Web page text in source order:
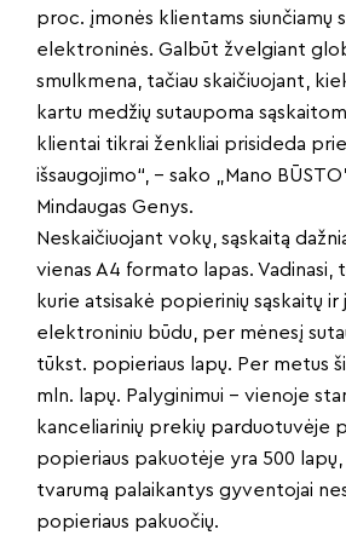
proc. įmonės klientams siunčiamų
elektroninės. Galbūt žvelgiant
smulkmena, tačiau skaičiuojant,
kartu medžių sutaupoma
klientai tikrai ženkliai prisideda
išsaugojimo“, – sako „Mano
Mindaugas Genys.
Neskaičiuojant vokų, sąskaitą
vienas A4 formato lapas. Vadinasi,
kurie atsisakė popierinių sąskaitų ir
elektroniniu būdu, per mėnesį
tūkst. popieriaus lapų. Per metus
mln. lapų. Palyginimui – vienoje
kanceliarinių prekių parduotuvėje
popieriaus pakuotėje yra 500
tvarumą palaikantys gyventojai
popieriaus pakuočių.